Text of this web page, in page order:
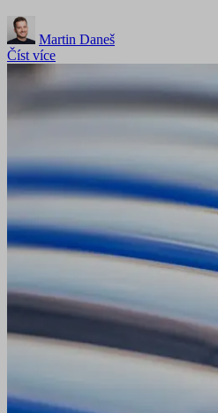
Martin Daneš
Číst více